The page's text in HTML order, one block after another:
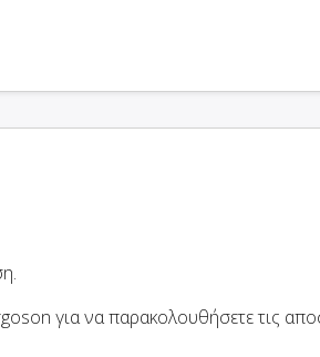
για να παρακολουθήσετε τις